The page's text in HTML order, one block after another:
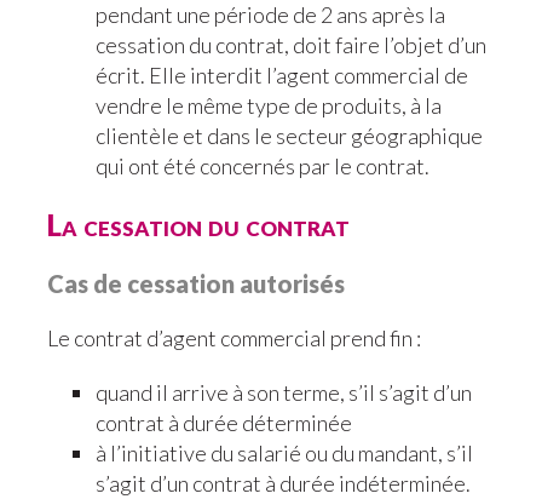
pendant une période de 2 ans après la
cessation du contrat, doit faire l’objet d’un
écrit. Elle interdit l’agent commercial de
vendre le même type de produits, à la
clientèle et dans le secteur géographique
qui ont été concernés par le contrat.
La cessation du contrat
Cas de cessation autorisés
Le contrat d’agent commercial prend fin :
quand il arrive à son terme, s’il s’agit d’un
contrat à durée déterminée
à l’initiative du salarié ou du mandant, s’il
s’agit d’un contrat à durée indéterminée.